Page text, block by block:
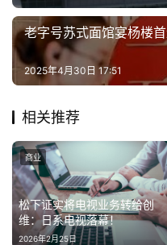
老字号苏式面馆宴杨楼
2025年4月30日 17:51
相关推荐
松下证实将电视业务转给创
维：日系电视落幕！
2026年2月25日
商业